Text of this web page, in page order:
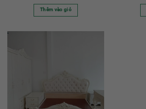
Thêm vào giỏ